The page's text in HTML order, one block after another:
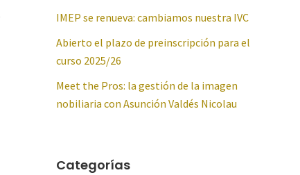
IMEP se renueva: cambiamos nuestra IVC
Abierto el plazo de preinscripción para el
curso 2025/26
Meet the Pros: la gestión de la imagen
nobiliaria con Asunción Valdés Nicolau
Categorías